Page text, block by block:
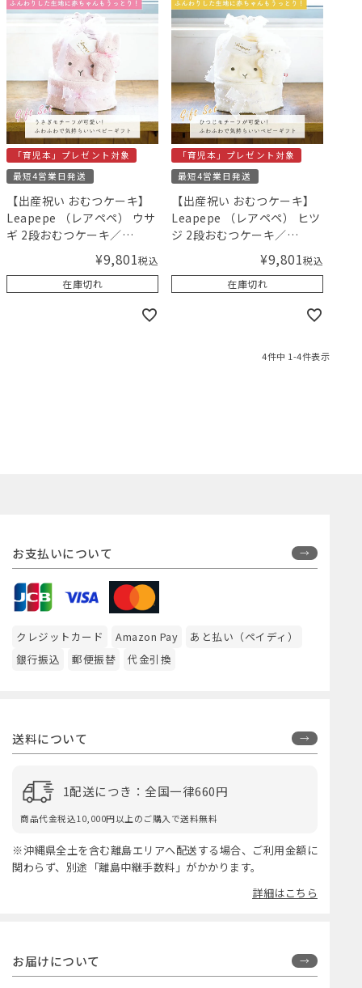
「育児本」プレゼント対象
最短4営業日発送
【出産祝い おむつケーキ】
Leapepe （レアペペ） ウサ
ギ 2段おむつケーキ／
Amingオリジナルセット
¥9,801税込
在庫切れ
「育児本」プレゼント対象
最短4営業日発送
【出産祝い おむつケーキ】
Leapepe （レアペペ） ヒツ
ジ 2段おむつケーキ／
Amingオリジナルセット
¥9,801税込
在庫切れ
4件中 1-4件表示
お支払いについて
クレジットカード Amazon Pay
あと払い（ペイディ）
銀行振込
郵便振替 代金引換
送料について
1配送につき：全国一律660円
商品代金税込10,000円以上のご購入で送料無料
※沖縄県全土を含む離島エリアへ配送する場合、ご利用金額に
関わらず、別途「離島中継手数料」がかかります。
詳細はこちら
お届けについて